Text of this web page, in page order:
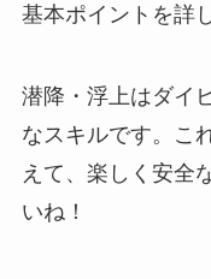
基本ポイントを詳
潜降・浮上はダイ
なスキルです。こ
えて、楽しく安全
いね！